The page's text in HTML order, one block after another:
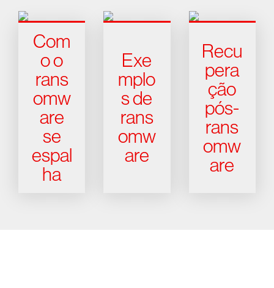
Com
o o
rans
omw
are
se
espal
ha
Exe
mplo
s de
rans
omw
are
Recu
pera
ção
pós-
rans
omw
are